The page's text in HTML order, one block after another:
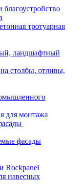
тротуарная
ландшафтный
столбы, отливы,
для монтажа
фасады
Rockpanel
навесных